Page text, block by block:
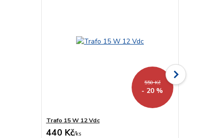
550 Kč
- 20 %
Trafo 15 W 12 Vdc
440 Kč/ks